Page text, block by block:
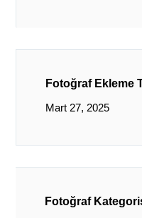
Fotoğraf Ekleme
Mart 27, 2025
Fotoğraf